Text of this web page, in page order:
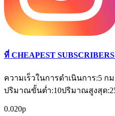
ที่ CHEAPEST
ความเร็วในการดำเนินการ:5 ก
ปริมาณขั้นต่ำ:10ปริมาณสูงสุด
0.020р